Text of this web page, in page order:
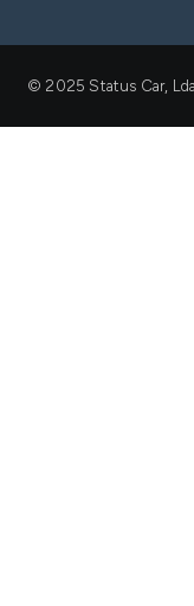
© 2025 Status Car,